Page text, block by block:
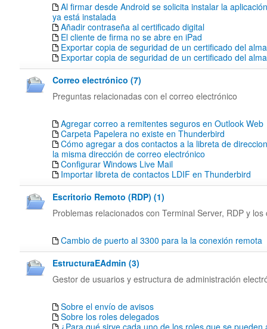
Al firmar desde Android se solicita instalar la
ya está instalada
Añadir contraseña al certificado digital
El cliente de firma no se abre en iPad
Exportar copia de seguridad de un certificado del
Exportar copia de seguridad de un certificado del
Correo electrónico (7)
Preguntas relacionadas con el correo electrónico
Agregar correo a remitentes seguros en Outlook Web
Carpeta Papelera no existe en Thunderbird
Cómo agregar a dos contactos a la libreta de
la misma dirección de correo electrónico
Configurar Windows Live Mail
Importar libreta de contactos LDIF en Thunderbird
Escritorio Remoto (RDP) (1)
Problemas relacionados con Terminal Server, RDP y los
Cambio de puerto al 3300 para la la conexión remota
EstructuraEAdmin (3)
Gestor de usuarios y estructura de administración
Sobre el envío de avisos
Sobre los roles delegados
¿Para qué sirve cada uno de los roles que se pueden